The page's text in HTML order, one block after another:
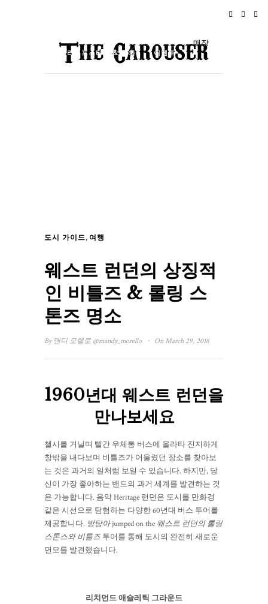
라이프스타일 & 문화 이벤트
매장
도시 가이드, 여행
웨스트 런던의 상징적
인 비틀즈 & 롤링 스
톤즈 명소
By 맨디 모렐로 @mandy_morello · On March 29, 2018
1960년대 웨스트 런던을
만나보세요
첼시를 거닐며 빨간 우체통 버스에 올라타 진지하게
창밖을 내다보며 비틀즈가 어울렸던 장소를 찾아보
는 것은 과거의 일처럼 보일 수 있습니다. 하지만, 당
신이 가장 좋아하는 밴드의 과거 세계를 발견하는 것
은 가능합니다. 음악 Heritage 런던은 도시를 만화경
같은 시선으로 탐험하는 다양한 60년대 버스 투어를
제공합니다. 방탕아jumped on the 웨스트 런던의 롤링
스톤스와 비틀즈 투어를 통해 도시의 완전히 새로운
면모를 발견했습니다.
리치먼드 애슬레틱 그라운드